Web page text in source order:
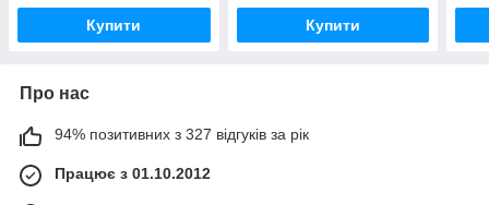
Купити Купити
Про нас
94% позитивних з 327 відгуків за рік
Працює з 01.10.2012